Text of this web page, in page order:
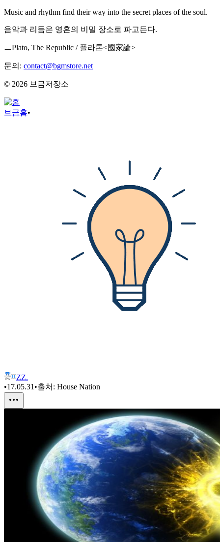
Music and rhythm find their way into the secret places of the soul.
음악과 리듬은 영혼의 비밀 장소로 파고든다.
ㅡPlato, The Republic / 플라톤<國家論>
문의: contact@bgmstore.net
© 2026 브금저장소
브금홈•
ZZ.
•17.05.31 •출처: House Nation